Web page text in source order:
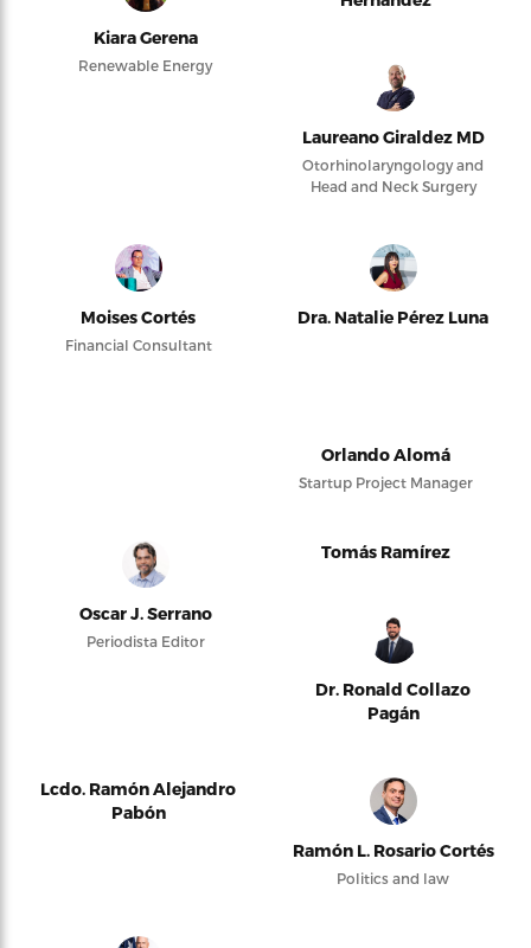
Kiara Gerena
Renewable Energy
Laureano Giraldez MD
Otorhinolaryngology and
Head and Neck Surgery
Moises Cortés
Financial Consultant
Dra. Natalie Pérez Luna
Orlando Alomá
Startup Project Manager
Oscar J. Serrano
Periodista Editor
Tomás Ramírez
Dr. Ronald Collazo
Pagán
Lcdo. Ramón Alejandro
Pabón
Ramón L. Rosario Cortés
Politics and law